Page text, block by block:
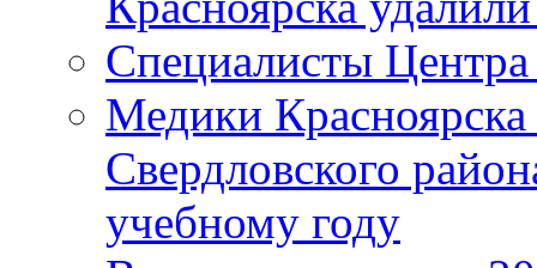
Специалисты
Медики
Свердловского
учебному году